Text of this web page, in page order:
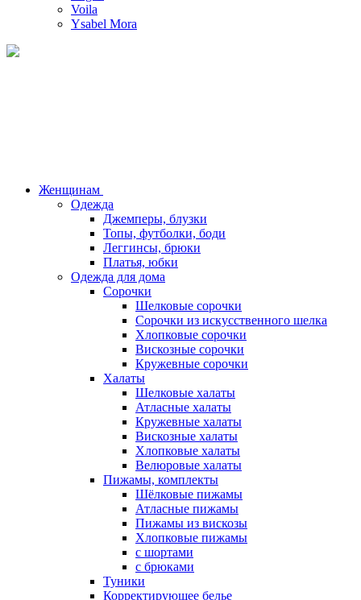
Voila
Ysabel Mora
Женщинам
Одежда
Джемперы, блузки
Топы, футболки, боди
Леггинсы, брюки
Платья, юбки
Одежда для дома
Сорочки
Шелковые сорочки
Сорочки из искусственного шелка
Хлопковые сорочки
Вискозные сорочки
Кружевные сорочки
Халаты
Шелковые халаты
Атласные халаты
Кружевные халаты
Вискозные халаты
Хлопковые халаты
Велюровые халаты
Пижамы, комплекты
Шёлковые пижамы
Атласные пижамы
Пижамы из вискозы
Хлопковые пижамы
с шортами
с брюками
Туники
Корректирующее белье